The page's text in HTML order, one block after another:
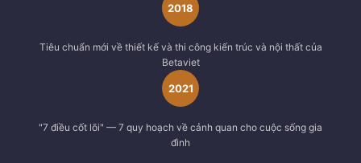
2018
Tiêu chuẩn mới về thiết kế và thi công kiến trúc và nội thất của
Betaviet
2021
"7 điều cốt lõi" — 7 quy hoạch về cảnh quan cho cuộc sống gia
đình